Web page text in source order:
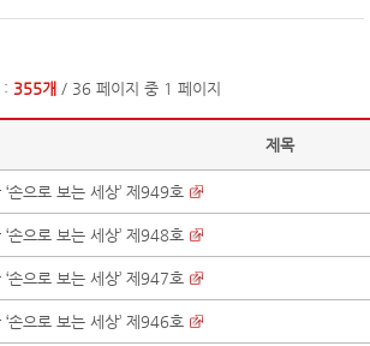
: 355개 / 36 페이지 중 1 페이지
제목
‘손으로 보는 세상’ 제949호
‘손으로 보는 세상’ 제948호
‘손으로 보는 세상’ 제947호
‘손으로 보는 세상’ 제946호